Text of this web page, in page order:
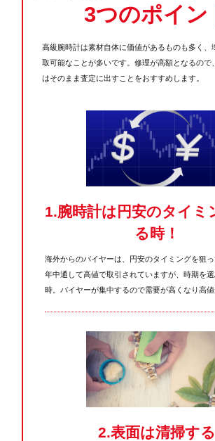
3つのポイン
高級腕時計は素材自体に価値があるものも多く、
取可能なことが多いです。修理が高額となるので
はそのまま査定に出すことをおすすめします。
1.腕時計は円安のタイミ
る時！
海外からのバイヤーは、円安のタイミングを狙っ
年中通して高値で取引されていますが、時期を
時。バイヤーが集中するので需要が高くなり高値
2.表面は清掃する